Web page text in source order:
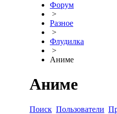
Форум
>
Разное
>
Флудилка
>
Аниме
Аниме
Поиск Пользователи